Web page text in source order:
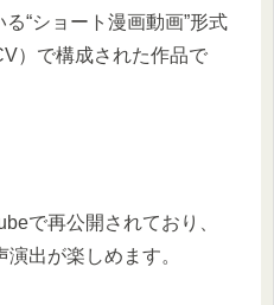
“ショート漫画動画”形式
）で構成された作品で
で再公開されており、
出が楽しめます。